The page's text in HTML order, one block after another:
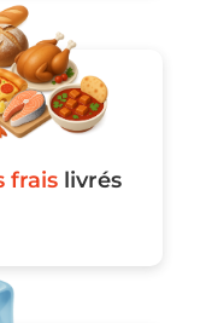
fraislivrés